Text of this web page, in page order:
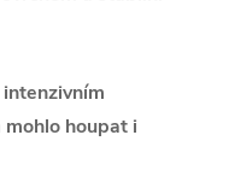
houpat i